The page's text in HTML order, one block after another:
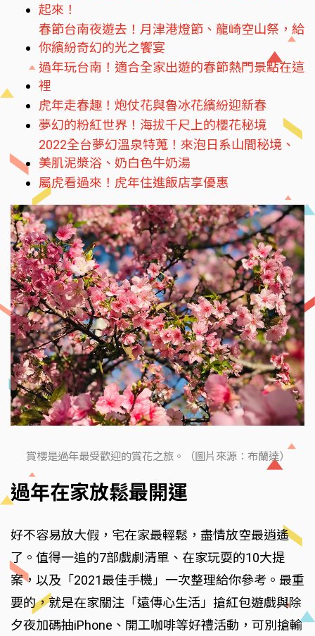
起來！
春節台南夜遊去！月津港燈節、龍崎空山祭，給
你繽紛奇幻的光之饗宴
過年玩台南！適合全家出遊的春節熱門景點在這
裡
虎年走春趣！炮仗花與魯冰花繽紛迎新春
夢幻的粉紅世界！海拔千尺上的櫻花秘境
2022全台夢幻溫泉特蒐！來泡日系山間秘境、
美肌泥漿浴、奶白色牛奶湯
屬虎看過來！虎年住進飯店享優惠
賞櫻是過年最受歡迎的賞花之旅。（圖片來源：布蘭達）
過年在家放鬆最開運
好不容易放大假，宅在家最輕鬆，盡情放空最逍遙
了。值得一追的7部戲劇清單、在家玩耍的10大提
案，以及「2021最佳手機」一次整理給你參考。最重
要的，就是在家關注「遠傳心生活」搶紅包遊戲與除
夕夜加碼抽iPhone、開工咖啡等好禮活動，可別搶輸